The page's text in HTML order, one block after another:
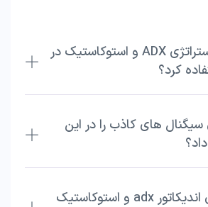
🔸آیا می‌توان از استراتژی ADX و استوکاستیک در
کرد؟
های کاذب را در این
🔸ویدیو استراتژی اندیکاتور adx و استوکاستیک